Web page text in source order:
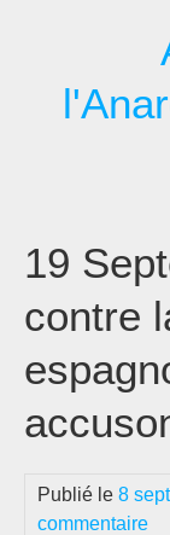
19
contre
Publié le 8
commentaire